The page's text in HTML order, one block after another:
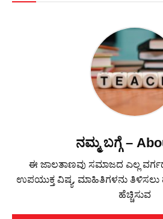
ನಮ್ಮ ಬಗ್ಗೆ –
ಈ ಜಾಲತಾಣವು ಸಮಾಜದ ಎಲ್ಲ
ಉಪಯುಕ್ತ ವಿಷ್ಯ, ಮಾಹಿತಿಗಳನು ತಿಳಿಸಲು
ಹೆಚ್ಚಿಸುವ